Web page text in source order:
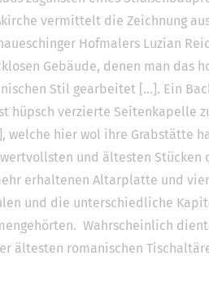
vermittelt die Zeichnung
Hofmalers Luzian
Gebäude, denen man das
Stil gearbeitet [...]. Ein
hüpsch verzierte Seitenkapelle
welche hier wol ihre Grabstätte
und ältesten
erhaltenen Altarplatte und
und die unterschiedliche
Wahrscheinlich
ältesten romanischen